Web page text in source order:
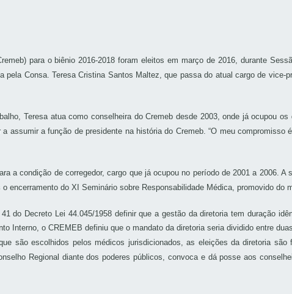
para o biênio 2016-2018 foram eleitos em março de 2016, durante
pela Consa. Teresa Cristina Santos Maltez, que passa do atual cargo de vice-
Teresa atua como conselheira do Cremeb desde 2003, onde já ocupou
assumir a função de presidente na história do Cremeb. “O meu
a condição de corregedor, cargo que já ocupou no período de 2001 a 2006. A
do XI Seminário sobre Responsabilidade Médica, promovido do
do Decreto Lei 44.045/1958 definir que a gestão da diretoria tem duração
Interno, o CREMEB definiu que o mandato da diretoria seria dividido entre
são escolhidos pelos médicos jurisdicionados, as eleições da diretoria
Regional diante dos poderes públicos, convoca e dá posse aos